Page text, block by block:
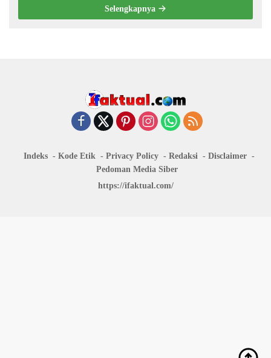
Selengkapnya
Indeks Kode Etik Privacy Policy Redaksi
Disclaimer
Pedoman Media Siber
https://ifaktual.com/